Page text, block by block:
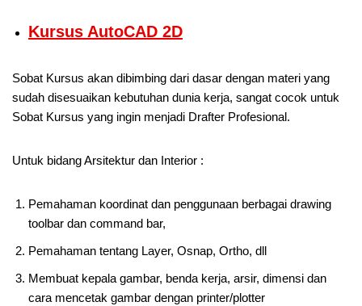
Kursus AutoCAD 2D
Sobat Kursus akan dibimbing dari dasar dengan materi yang
sudah disesuaikan kebutuhan dunia kerja, sangat cocok untuk
Sobat Kursus yang ingin menjadi Drafter Profesional.
Untuk bidang Arsitektur dan Interior :
Pemahaman koordinat dan penggunaan berbagai drawing
toolbar dan command bar,
Pemahaman tentang Layer, Osnap, Ortho, dll
Membuat kepala gambar, benda kerja, arsir, dimensi dan
cara mencetak gambar dengan printer/plotter